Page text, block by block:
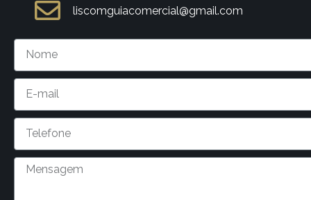
liscomguiacomercial@gmail.com